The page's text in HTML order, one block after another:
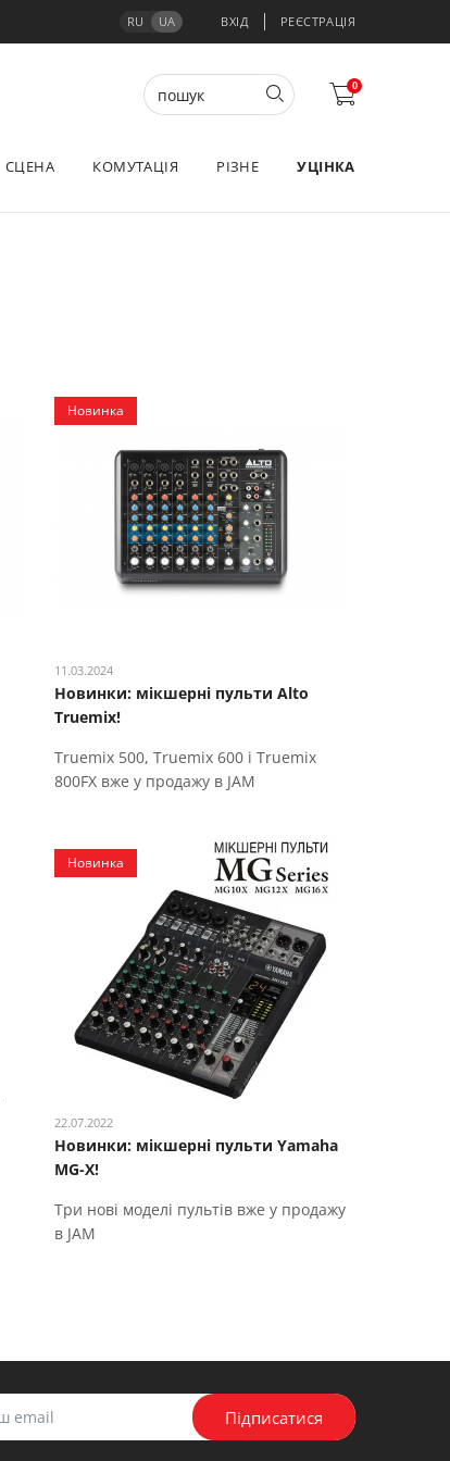
RU UA ВХІД РЕЄСТРАЦІЯ
0
СЦЕНА КОМУТАЦІЯ РІЗНЕ УЦІНКА
Новинка
11.03.2024
Новинки: мікшерні пульти Alto
Truemix!
Truemix 500, Truemix 600 і Truemix
800FX вже у продажу в JAM
Новинка
22.07.2022
Новинки: мікшерні пульти Yamaha
MG-X!
Три нові моделі пультів вже у продажу
в JAM
Підписатися